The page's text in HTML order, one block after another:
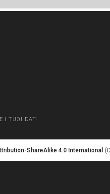
I TUOI DATI
ShareAlike 4.0 International